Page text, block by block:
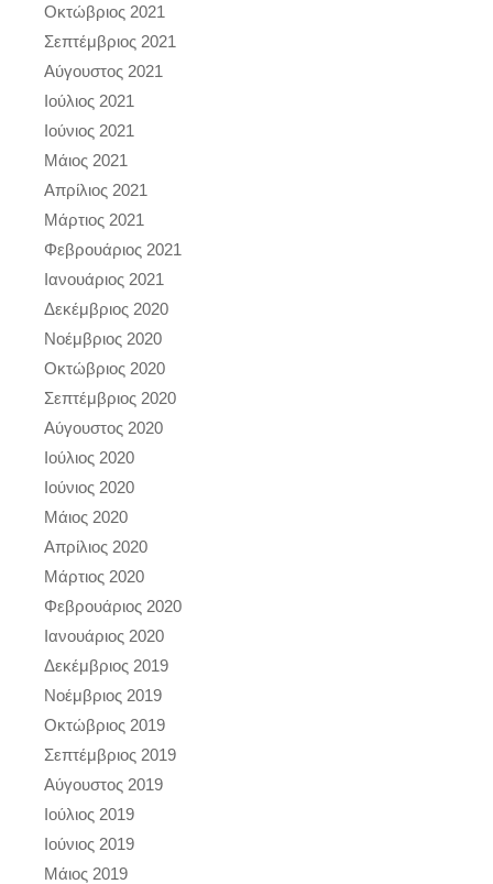
Οκτώβριος 2021
Σεπτέμβριος 2021
Αύγουστος 2021
Ιούλιος 2021
Ιούνιος 2021
Μάιος 2021
Απρίλιος 2021
Μάρτιος 2021
Φεβρουάριος 2021
Ιανουάριος 2021
Δεκέμβριος 2020
Νοέμβριος 2020
Οκτώβριος 2020
Σεπτέμβριος 2020
Αύγουστος 2020
Ιούλιος 2020
Ιούνιος 2020
Μάιος 2020
Απρίλιος 2020
Μάρτιος 2020
Φεβρουάριος 2020
Ιανουάριος 2020
Δεκέμβριος 2019
Νοέμβριος 2019
Οκτώβριος 2019
Σεπτέμβριος 2019
Αύγουστος 2019
Ιούλιος 2019
Ιούνιος 2019
Μάιος 2019